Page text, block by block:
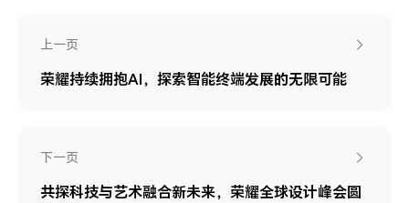
上一页
荣耀持续拥抱AI，探索智能终端发展的无限可能
下一页
共探科技与艺术融合新未来，荣耀全球设计峰会圆